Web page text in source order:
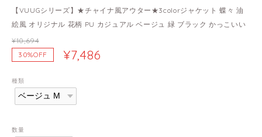
【VUUGシリーズ】★チャイナ風アウター★3colorジャケット 蝶々 油
絵風 オリジナル 花柄 PU カジュアル ベージュ 緑 ブラック かっこいい
¥10,694
30%OFF
¥7,486
種類
数量